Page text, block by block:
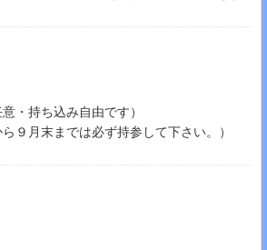
・持ち込み自由です）
９月末までは必ず持参して下さい。）